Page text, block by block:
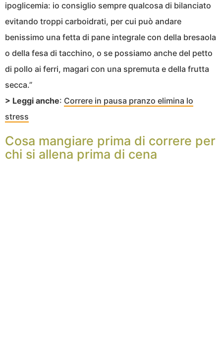
ipoglicemia: io consiglio sempre qualcosa di bilanciato
evitando troppi carboidrati, per cui può andare
benissimo una fetta di pane integrale con della bresaola
o della fesa di tacchino, o se possiamo anche del petto
di pollo ai ferri, magari con una spremuta e della frutta
secca.”
> Leggi anche: Correre in pausa pranzo elimina lo
stress
Cosa mangiare prima di correre per
chi si allena prima di cena